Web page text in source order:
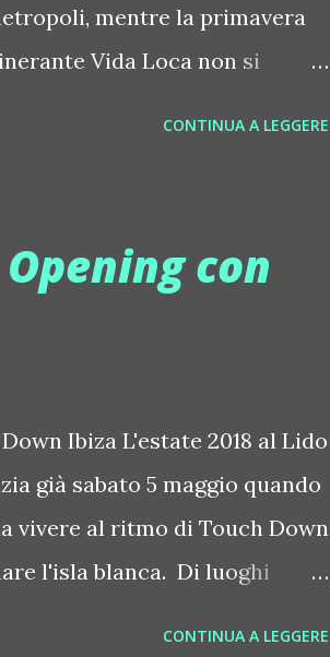
mentre la primavera
Vida Loca non si
Civitanova, Savona... Un
vanno solo artisti che
effetti speciali (…) sanno
lo staff Vida Loca arriva
CONTINUA A LEGGERE
con
Ibiza L'estate 2018 al Lido
già sabato 5 maggio quando
vivere al ritmo di Touch Down
l'isla blanca. Di luoghi
CONTINUA A LEGGERE